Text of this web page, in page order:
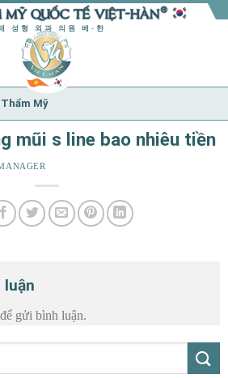
성형 외과 의원 베-한
Mỹ
mũi s line bao nhiêu tiền
để gửi bình luận.